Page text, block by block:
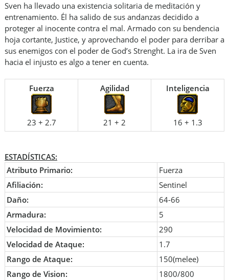
Sven ha llevado una existencia solitaria de meditación y
entrenamiento. Él ha salido de sus andanzas decidido a
proteger al inocente contra el mal. Armado con su bendencia
hoja cortante, Justice, y aprovechando el poder para derribar a
sus enemigos con el poder de God’s Strenght. La ira de Sven
hacia el injusto es algo a tener en cuenta.
Fuerza
23 + 2.7
Agilidad
21 + 2
Inteligencia
16 + 1.3
ESTADÍSTICAS:
Atributo Primario:
Fuerza
Afiliación:
Sentinel
Daño:
64-66
Armadura:
5
Velocidad de Movimiento:
290
Velocidad de Ataque:
1.7
Rango de Ataque:
150(melee)
Rango de Vision:
1800/800